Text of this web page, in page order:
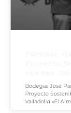
Bodegas José
Proyecto
Valladolid «El